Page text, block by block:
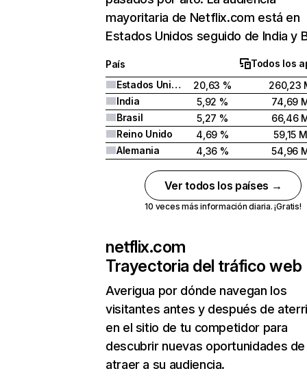
mayoritaria de Netflix.com está en
Estados Unidos seguido de India y
País
Todos los
Estados Unidos
20,63 %
260,23
India
5,92 %
74,69
Brasil
5,27 %
66,46
Reino Unido
4,69 %
59,15 M
Alemania
4,36 % 54,96
Ver todos los países →
10 veces más información diaria. ¡Gratis!
netflix.com
Trayectoria del tráfico web
Averigua por dónde navegan los
visitantes antes y después de
en el sitio de tu competidor para
descubrir nuevas oportunidades de
atraer a su audiencia.